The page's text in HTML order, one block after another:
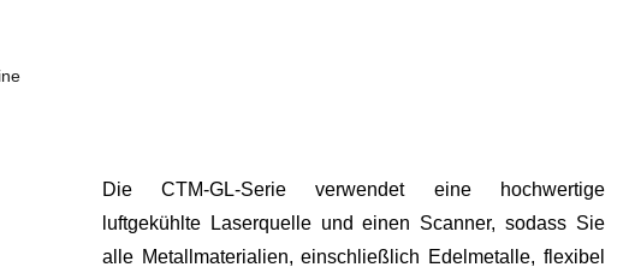
Die CTM-GL-Serie verwendet eine hochwertige
luftgekühlte Laserquelle und einen Scanner, sodass Sie
alle Metallmaterialien, einschließlich Edelmetalle, flexibel